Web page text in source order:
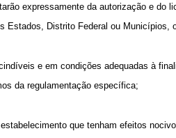
expressamente da autorização e do
Estados, Distrito Federal ou Municípios,
e em condições adequadas à
da regulamentação específica;
que tenham efeitos